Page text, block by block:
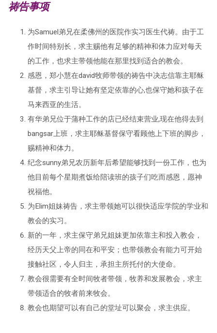
祷告事项
为Samuel弟兄在柔佛州的医院作实习医生代祷。由于工
作时间特别长，求主赐他有足够的精神和体力应对每天
的工作，也求主带领他能在那里找到适合的教会。
感恩，郑小慧在david牧师带领的祷告中决志信靠主耶稣
基督，求主引导让她有坚定依靠的心,也保守她和孩子在
马来西亚的生活。
有华弟兄位于蒲种工作的店已经结束营业,现在他得去到
bangsar上班，求主耶稣基督保守看顾他上下班的脚步，
赐精神和体力。
纪念sunny弟兄农历新年后希望能够找到一份工作，也为
他目前每个星期煮饭给陪读班的孩子们吃而感恩，愿神
祝福他。
为Elim姐妹祷告，求主带领她可以很快适应学院的学业和
教会的实习。
新的一年，求主保守弟兄姐妹更加依靠主和投入教会，
经历天父上帝的同在和平安；也带领教会有能力可开始
接触社区，令人归主，承担主所托付的大使命。
教会很需要有全时间牧者带领，牧养和发展教会，求主
带领适合的牧者前来牧会。
教会也期望可以有自己的堂址可以聚会，求主供应。